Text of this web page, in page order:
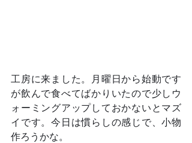
工房に来ました。月曜日から始動です
が飲んで食べてばかりいたので少しウ
ォーミングアップしておかないとマズ
イです。今日は慣らしの感じで、小物
作ろうかな。